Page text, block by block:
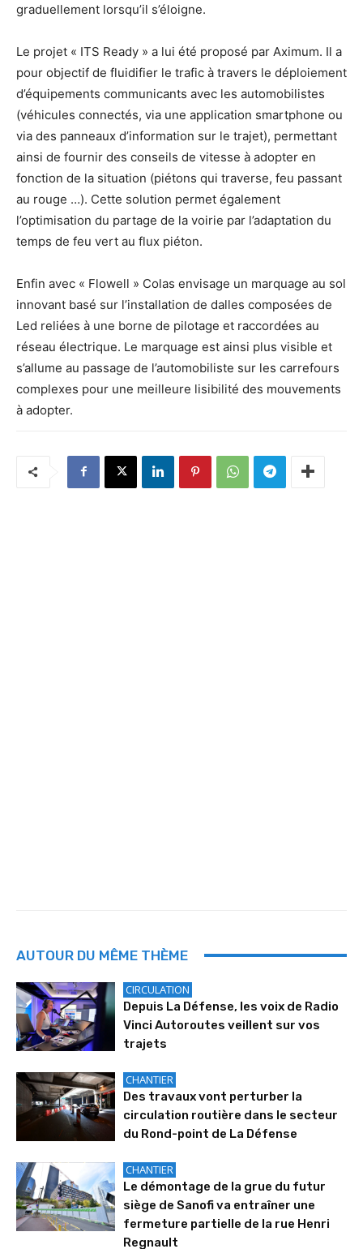
graduellement lorsqu’il s’éloigne.
Le projet « ITS Ready » a lui été proposé par Aximum. Il a
pour objectif de fluidifier le trafic à travers le déploiement
d’équipements communicants avec les automobilistes
(véhicules connectés, via une application smartphone ou
via des panneaux d’information sur le trajet), permettant
ainsi de fournir des conseils de vitesse à adopter en
fonction de la situation (piétons qui traverse, feu passant
au rouge …). Cette solution permet également
l’optimisation du partage de la voirie par l’adaptation du
temps de feu vert au flux piéton.
Enfin avec « Flowell » Colas envisage un marquage au sol
innovant basé sur l’installation de dalles composées de
Led reliées à une borne de pilotage et raccordées au
réseau électrique. Le marquage est ainsi plus visible et
s’allume au passage de l’automobiliste sur les carrefours
complexes pour une meilleure lisibilité des mouvements
à adopter.
AUTOUR DU MÊME THÈME
CIRCULATION
Depuis La Défense, les voix de Radio
Vinci Autoroutes veillent sur vos
trajets
CHANTIER
Des travaux vont perturber la
circulation routière dans le secteur
du Rond-point de La Défense
CHANTIER
Le démontage de la grue du futur
siège de Sanofi va entraîner une
fermeture partielle de la rue Henri
Regnault